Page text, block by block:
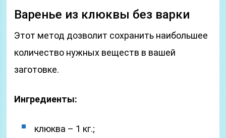
Варенье из клюквы без варки
Этот метод дозволит сохранить наибольшее
количество нужных веществ в вашей
заготовке.
Ингредиенты:
клюква – 1 кг.;